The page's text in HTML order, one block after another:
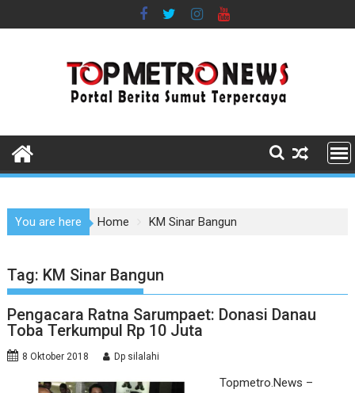
to
You are here Home KM Sinar Bangun
Tag: KM Sinar Bangun
Pengacara Ratna Sarumpaet: Donasi Danau
Toba Terkumpul Rp 10 Juta
8 Oktober 2018 Dp silalahi
Topmetro.News –